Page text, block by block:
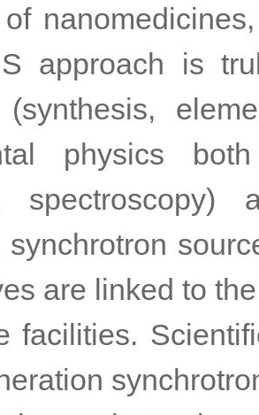
approach is
(synthesis,
physics
synchrotron
are linked to
facilities.